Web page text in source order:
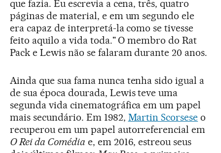
que fazia. Eu escrevia a cena, três, quatro
páginas de material, e em um segundo ele
era capaz de interpretá-la como se tivesse
feito aquilo a vida toda." O membro do Rat
Pack e Lewis não se falaram durante 20 anos.
Ainda que sua fama nunca tenha sido igual a
de sua época dourada, Lewis teve uma
segunda vida cinematográfica em um papel
mais secundário. Em 1982, Martin Scorsese o
recuperou em um papel autorreferencial em
O Rei da Comédia e, em 2016, estreou seus